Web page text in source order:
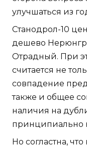
улучшаться из
Станодрол-10
дешево
Отрадный. При
считается не
совпадение
также и общее
наличия на
принципиально
Но согластна,